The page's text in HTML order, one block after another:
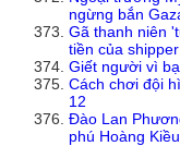
ngừng bắn
Gã thanh niên
tiền của shipper
Giết người vì
Cách chơi đội
12
Đào Lan
phú Hoàng Kiều